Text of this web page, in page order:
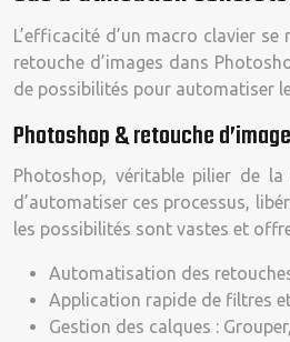
L’efficacité d’un macro clavier
retouche d’images dans
de possibilités pour automatiser
Photoshop & retouche
Photoshop, véritable pilier de
d’automatiser ces processus,
les possibilités sont vastes et
Automatisation des
Application rapide de filtres
Gestion des calques :